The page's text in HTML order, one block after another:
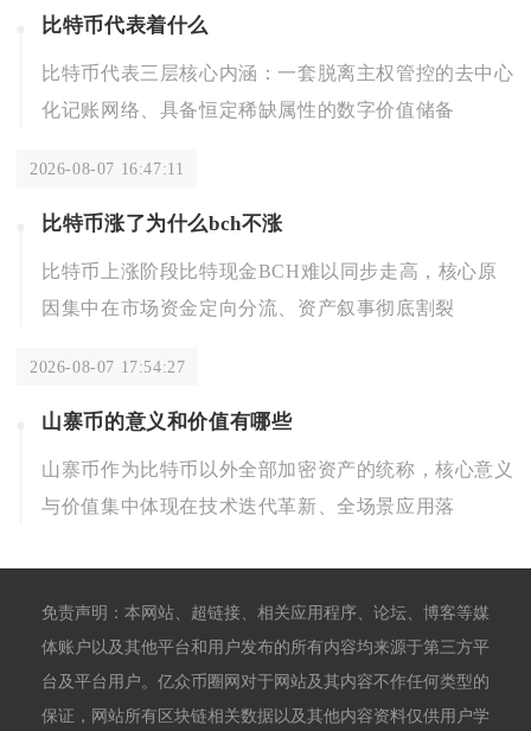
比特币代表着什么
比特币代表三层核心内涵：一套脱离主权管控的去中心
化记账网络、具备恒定稀缺属性的数字价值储备
2026-08-07 16:47:11
比特币涨了为什么bch不涨
比特币上涨阶段比特现金BCH难以同步走高，核心原
因集中在市场资金定向分流、资产叙事彻底割裂
2026-08-07 17:54:27
山寨币的意义和价值有哪些
山寨币作为比特币以外全部加密资产的统称，核心意义
与价值集中体现在技术迭代革新、全场景应用落
免责声明：本网站、超链接、相关应用程序、论坛、博客等媒
体账户以及其他平台和用户发布的所有内容均来源于第三方平
台及平台用户。亿众币圈网对于网站及其内容不作任何类型的
保证，网站所有区块链相关数据以及其他内容资料仅供用户学